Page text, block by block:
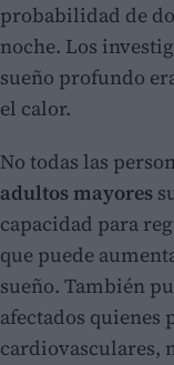
probabilidad de
noche. Los
sueño profundo
el calor.
No todas las
adultos mayores
capacidad para
que puede
sueño. También
afectados quienes
cardiovasculares,